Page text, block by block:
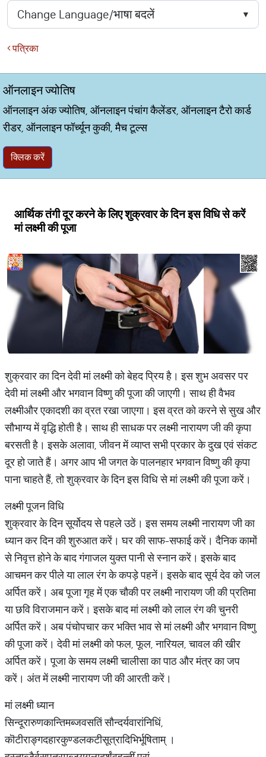
पत्रिका
ऑनलाइन ज्योतिष
ऑनलाइन अंक ज्योतिष, ऑनलाइन पंचांग कैलेंडर, ऑनलाइन टैरो कार्ड
रीडर, ऑनलाइन फॉर्च्यून कुकी, मैच टूल्स
क्लिक करें
आर्थिक तंगी दूर करने के लिए शुक्रवार के दिन इस विधि से करें
मां लक्ष्मी की पूजा
शुक्रवार का दिन देवी मां लक्ष्मी को बेहद प्रिय है। इस शुभ अवसर पर
देवी मां लक्ष्मी और भगवान विष्णु की पूजा की जाएगी। साथ ही वैभव
लक्ष्मीऔर एकादशी का व्रत रखा जाएगा। इस व्रत को करने से सुख और
सौभाग्य में वृद्धि होती है। साथ ही साधक पर लक्ष्मी नारायण जी की कृपा
बरसती है। इसके अलावा, जीवन में व्याप्त सभी प्रकार के दुख एवं संकट
दूर हो जाते हैं। अगर आप भी जगत के पालनहार भगवान विष्णु की कृपा
पाना चाहते हैं, तो शुक्रवार के दिन इस विधि से मां लक्ष्मी की पूजा करें।
लक्ष्मी पूजन विधि
शुक्रवार के दिन सूर्योदय से पहले उठें। इस समय लक्ष्मी नारायण जी का
ध्यान कर दिन की शुरुआत करें। घर की साफ-सफाई करें। दैनिक कामों
से निवृत्त होने के बाद गंगाजल युक्त पानी से स्नान करें। इसके बाद
आचमन कर पीले या लाल रंग के कपड़े पहनें। इसके बाद सूर्य देव को जल
अर्पित करें। अब पूजा गृह में एक चौकी पर लक्ष्मी नारायण जी की प्रतिमा
या छवि विराजमान करें। इसके बाद मां लक्ष्मी को लाल रंग की चुनरी
अर्पित करें। अब पंचोपचार कर भक्ति भाव से मां लक्ष्मी और भगवान विष्णु
की पूजा करें। देवी मां लक्ष्मी को फल, फूल, नारियल, चावल की खीर
अर्पित करें। पूजा के समय लक्ष्मी चालीसा का पाठ और मंत्र का जप
करें। अंत में लक्ष्मी नारायण जी की आरती करें।
मां लक्ष्मी ध्यान
सिन्दूरारुणकान्तिमब्जवसतिं सौन्दर्यवारांनिधिं,
कॊटीराङ्गदहारकुण्डलकटीसूत्रादिभिर्भूषिताम् ।